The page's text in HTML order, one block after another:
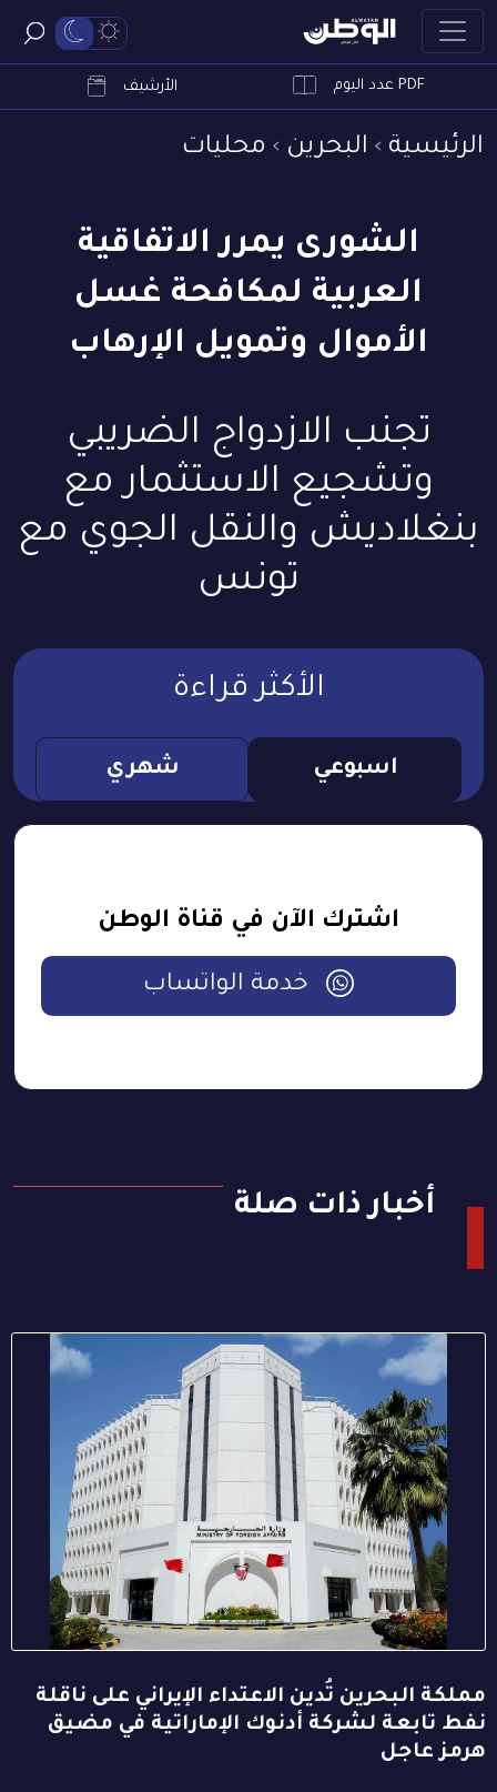
PDF عدد اليوم الأرشيف
الرئيسية البحرين محليات
الشورى يمرر الاتفاقية
العربية لمكافحة غسل
الأموال وتمويل الإرهاب
تجنب الازدواج الضريبي
وتشجيع الاستثمار مع
بنغلاديش والنقل الجوي مع
تونس
الأكثر قراءة
اسبوعي شهري
اشترك الآن في قناة الوطن
خدمة الواتساب
أخبار ذات صلة
مملكة البحرين تُدين الاعتداء الإيراني على ناقلة
نفط تابعة لشركة أدنوك الإماراتية في مضيق
هرمز عاجل